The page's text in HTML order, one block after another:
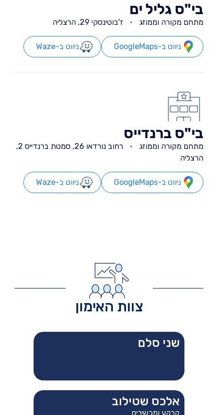
בי"ס גליל ים
מתחם מקורה וממוזג ז'בוטינסקי 29, הרצליה
ניווט ב-GoogleMaps ניווט ב-Waze
בי"ס ברנדייס
מתחם מקורה וממוזג
רחוב נורדאו 26, סמטת ברנדייס 2,
הרצליה
ניווט ב-GoogleMaps ניווט ב-Waze
צוות האימון
שני סלם
אלכס שטילוב
קרקע ומכשירים